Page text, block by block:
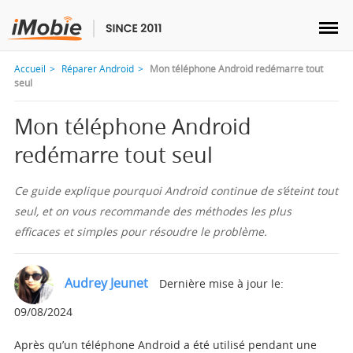
Déverrouillage & Récupération
Transfert
Multimédia
Utilitaires
Accueil Réparer Android
Mon téléphone Android redémarre tout
seul
Mon téléphone Android
redémarre tout seul
Ce guide explique pourquoi Android continue de s’éteint tout
seul, et on vous recommande des méthodes les plus
efficaces et simples pour résoudre le problème.
Audrey Jeunet
Dernière mise à jour le:
09/08/2024
Après qu’un téléphone Android a été utilisé pendant une